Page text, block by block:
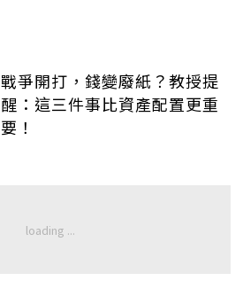
戰爭開打，錢變廢紙？教授提
醒：這三件事比資產配置更重
要！